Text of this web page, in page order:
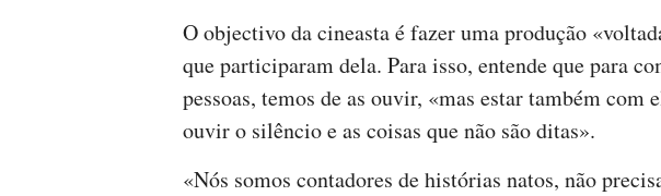
O objectivo da cineasta é fazer uma produção
que participaram dela. Para isso, entende que para
pessoas, temos de as ouvir, «mas estar também com
ouvir o silêncio e as coisas que não são ditas».
«Nós somos contadores de histórias natos, não